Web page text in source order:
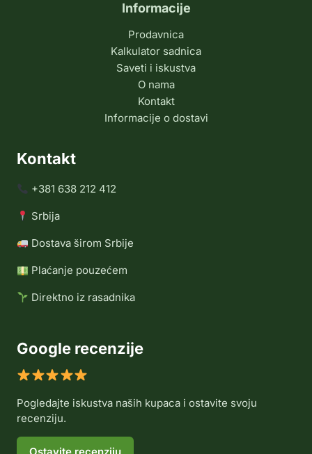
Informacije
Prodavnica
Kalkulator sadnica
Saveti i iskustva
O nama
Kontakt
Informacije o dostavi
Kontakt
+381 638 212 412
Srbija
Dostava širom Srbije
Plaćanje pouzećem
Direktno iz rasadnika
Google recenzije
Pogledajte iskustva naših kupaca i ostavite svoju
recenziju.